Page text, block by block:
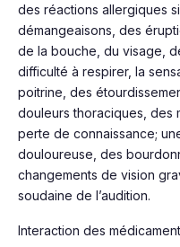
des réactions allergiques
démangeaisons, des
de la bouche, du visage,
difficulté à respirer, la
poitrine, des
douleurs thoraciques, des
perte de connaissance;
douloureuse, des
changements de vision
soudaine de l’audition.
Interaction des